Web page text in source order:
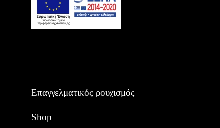
Επαγγελματικός ρουχισμός
Shop